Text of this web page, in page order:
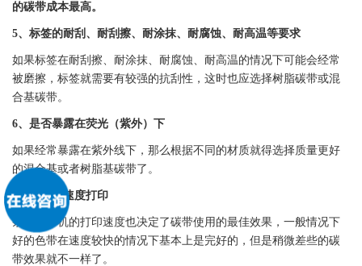
的碳带成本最高。
5、 标签的耐刮、耐刮擦、耐涂抹、耐腐蚀、耐高温等要求
如果标签在耐刮擦、耐涂抹、耐腐蚀、耐高温的情况下可能会经常
被磨擦， 标签就需要有较强的抗刮性，这时也应选择树脂碳带或混
合基碳带。
6、是否暴露在荧光（紫外）下
如果经常暴露在紫外线下，那么根据不同的材质就得选择质量更好
的混合基或者树脂基碳带了。
7、以什么速度打印
条码 打印机的打印速度也决定了碳带使用的最佳效果，一般情况下
好的色带在速度较快的情况下基本上是完好的，但是稍微差些的碳
带效果就不一样了。